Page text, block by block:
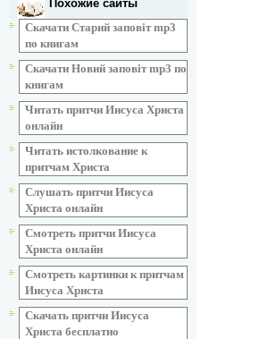
Похожие сайты
Скачати Старий заповіт mp3
по книгам
Скачати Новий заповіт mp3 по
книгам
Читать притчи Иисуса Христа
онлайн
Читать истолкование к
притчам Христа
Слушать притчи Иисуса
Христа онлайн
Смотреть притчи Иисуса
Христа онлайн
Смотреть картинки к притчам
Иисуса Христа
Скачать притчи Иисуса
Христа бесплатно